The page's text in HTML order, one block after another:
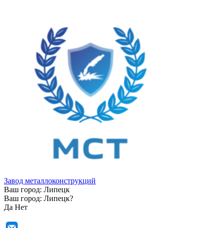
Завод металлоконструкций
Ваш город: Липецк
Ваш город: Липецк?
Да Нет